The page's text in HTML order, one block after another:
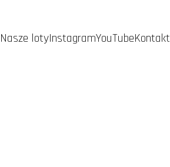
Nasze lotyInstagramYouTubeKontakt